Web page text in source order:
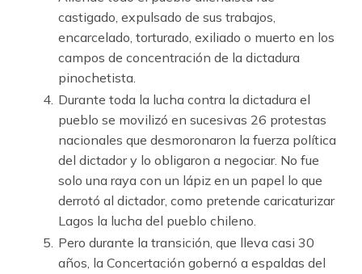
castigado, expulsado de sus trabajos,
encarcelado, torturado, exiliado o muerto en los
campos de concentración de la dictadura
pinochetista.
Durante toda la lucha contra la dictadura el
pueblo se movilizó en sucesivas 26 protestas
nacionales que desmoronaron la fuerza política
del dictador y lo obligaron a negociar. No fue
solo una raya con un lápiz en un papel lo que
derrotó al dictador, como pretende caricaturizar
Lagos la lucha del pueblo chileno.
Pero durante la transición, que lleva casi 30
años, la Concertación gobernó a espaldas del